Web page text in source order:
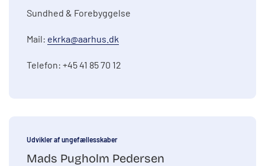
Sundhed & Forebyggelse
Mail: ekrka@aarhus.dk
Telefon: +45 41 85 70 12
Udvikler af ungefællesskaber
Mads Pugholm Pedersen